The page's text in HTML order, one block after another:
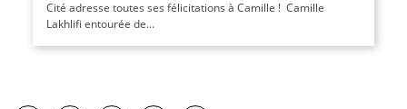
Cité adresse toutes ses félicitations à Camille ! Camille
Lakhlifi entourée de...